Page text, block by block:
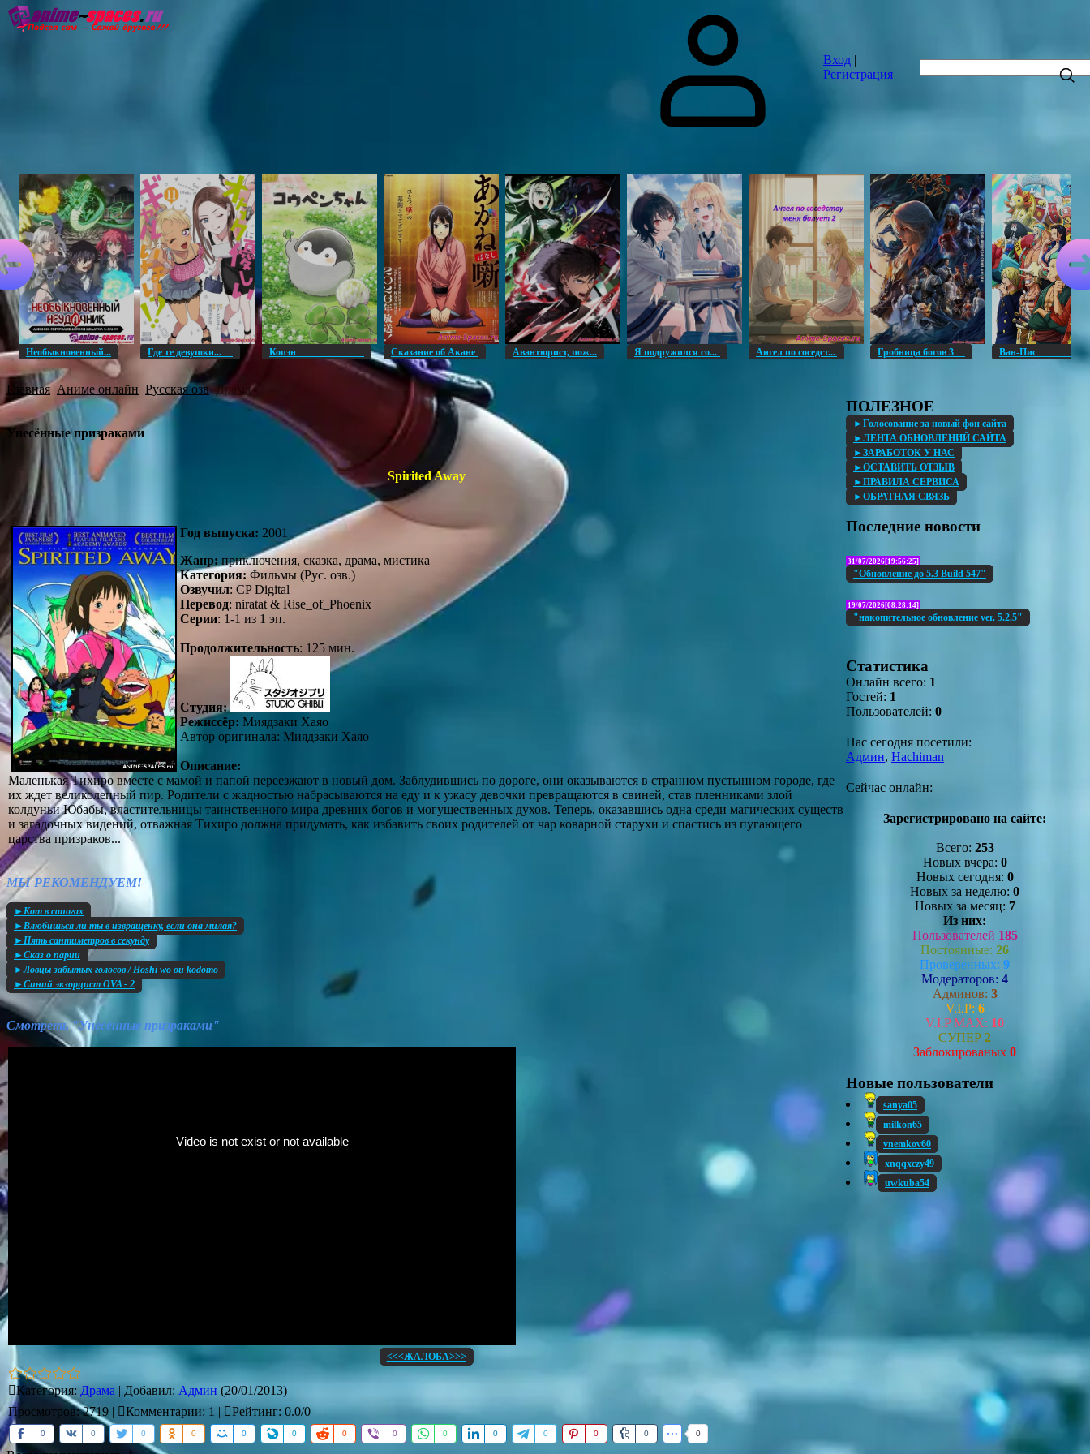
Вход |
Регистрация
Необыкновенный... Где те девушки... Копэн Сказание об Акане Авантюрист, пож... Я подружился со... Ангел по соседст... Гробница богов 3 Ван-
Главная Аниме онлайн Русская озв Драма
Унесённые призраками
Spirited Away
Год выпуска: 2001
Жанр: приключения, сказка, драма, мистика
Категория:Фильмы (Рус. озв.)
Озвучил: CP Digital
Перевод: niratat & Rise_of_Phoenix
Серии: 1-1 из 1 эп.
Продолжительность: 125 мин.
Студия:
Режиссёр: Миядзаки Хаяо
Автор оригинала: Миядзаки Хаяо
Описание:
Маленькая Тихиро вместе с мамой и папой переезжают в новый дом. Заблудившись по дороге, они оказываются в странном пустынном городе, где
их ждет великолепный пир. Родители с жадностью набрасываются на еду и к ужасу девочки превращаются в свиней, став пленниками злой
колдуньи Юбабы, властительницы таинственного мира древних богов и могущественных духов. Теперь, оказавшись одна среди магических существ
и загадочных видений, отважная Тихиро должна придумать, как избавить своих родителей от чар коварной старухи и спастись из пугающего
царства призраков...
МЫ РЕКОМЕНДУЕМ!
►Кот в сапогах
►Влюбишься ли ты в извращенку, если она милая?
►Пять сантиметров в секунду
►Сказ о парии
►Ловцы забытых голосов / Hoshi wo ou kodomo
►Синий экзорцист OVA - 2
Смотреть "Унесённые призраками"
<<<ЖАЛОБА>>>
Категория: Драма | Добавил: Админ (20/01/2013)
Просмотров: 2719 | Комментарии: 1 | Рейтинг: 0.0/0
0 0 0 0 0 0 0 0 0 0 0 0 0 0
ПОЛЕЗНОЕ
►Голосование за новый фон сайта
►ЛЕНТА ОБНОВЛЕНИЙ САЙТА
►ЗАРАБОТОК У НАС
►ОСТАВИТЬ ОТЗЫВ
►ПРАВИЛА СЕРВИСА
►ОБРАТНАЯ СВЯЗЬ
Последние новости
31/07/2026[19:56:25]
"Обновление до 5.3 Build 547"
19/07/2026[08:28:14]
"накопительное обновление ver. 5.2.5"
Статистика
Онлайн всего: 1
Гостей: 1
Пользователей: 0
Нас сегодня посетили:
Админ, Hachiman
Сейчас онлайн:
Зарегистрировано на сайте:
Всего: 253
Новых вчера: 0
Новых сегодня: 0
Новых за неделю: 0
Новых за месяц: 7
Из них:
Пользователей 185
Постоянные: 26
Проверенных: 9
Модераторов: 4
Админов: 3
V.I.P: 6
V.I.P MAX: 10
СУПЕР 2
Заблокированых 0
Новые пользователи
sanya05
milkon65
vnemkov60
xnqqxczy49
uwkuba54